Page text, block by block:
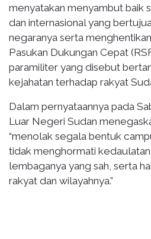
menyatakan menyambut baik
dan internasional yang
negaranya serta
Pasukan Dukungan Cepat
paramiliter yang disebut
kejahatan terhadap rakyat
Dalam pernyataannya pada
Luar Negeri Sudan
“menolak segala bentuk
tidak menghormati
lembaganya yang sah, serta
rakyat dan wilayahnya.”